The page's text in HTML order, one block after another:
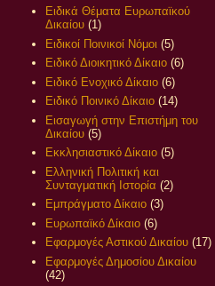
Ειδικά Θέματα Ευρωπαϊκού
Δικαίου (1)
Ειδικοί Ποινικοί Νόμοι (5)
Ειδικό Διοικητικό Δίκαιο (6)
Ειδικό Ενοχικό Δίκαιο (6)
Ειδικό Ποινικό Δίκαιο (14)
Εισαγωγή στην Επιστήμη του
Δικαίου (5)
Εκκλησιαστικό Δίκαιο (5)
Ελληνική Πολιτική και
Συνταγματική Ιστορία (2)
Εμπράγματο Δίκαιο (3)
Ευρωπαϊκό Δίκαιο (6)
Εφαρμογές Αστικού Δικαίου (17)
Εφαρμογές Δημοσίου Δικαίου
(42)